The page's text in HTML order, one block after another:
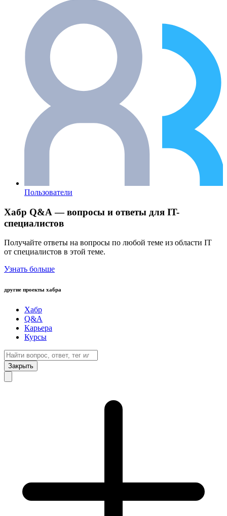
Пользователи
Хабр Q&A — вопросы и ответы для IT-
специалистов
Получайте ответы на вопросы по любой теме из области IT
от специалистов в этой теме.
Узнать больше
другие проекты хабра
Хабр
Q&A
Карьера
Курсы
Закрыть